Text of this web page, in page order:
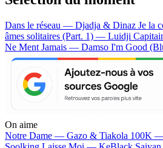
Dans le réseau — Djadja & Dinaz Je la
âmes solitaires (Part. 1) — Luidji
Ne Ment Jamais — Damso I'm Good
On aime
Notre Dame — Gazo & Tiakola 100K